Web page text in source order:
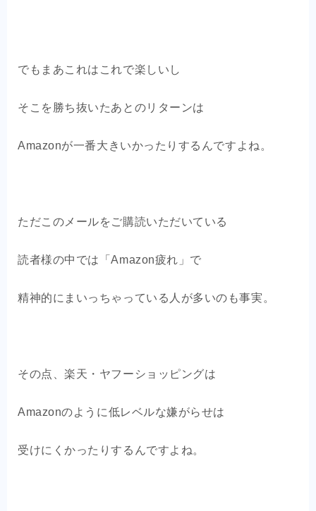
でもまあこれはこれで楽しいし
そこを勝ち抜いたあとのリターンは
Amazonが一番大きいかったりするんですよね。
ただこのメールをご購読いただいている
読者様の中では「Amazon疲れ」で
精神的にまいっちゃっている人が多いのも事実。
その点、楽天・ヤフーショッピングは
Amazonのように低レベルな嫌がらせは
受けにくかったりするんですよね。